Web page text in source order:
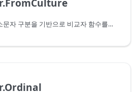
지정된 문화권 및 대/소문자 구분을 기반으로 비교자 함수를 반환합니다.